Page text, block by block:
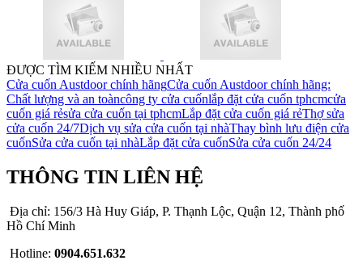
ĐƯỢC TÌM KIẾM NHIỀU NHẤT
Cửa cuốn Austdoor chính hãngCửa cuốn Austdoor chính hãng:
Chất lượng và an toàncông ty cửa cuốnlắp đặt cửa cuốn tphcmcửa
cuốn giá rẻsửa cửa cuốn tại tphcmLắp đặt cửa cuốn giá rẻThợ sửa
cửa cuốn 24/7Dịch vụ sửa cửa cuốn tại nhàThay bình lưu điện cửa
cuốnSửa cửa cuốn tại nhàLắp đặt cửa cuốnSửa cửa cuốn 24/24
THÔNG TIN LIÊN HỆ
Địa chỉ: 156/3 Hà Huy Giáp, P. Thạnh Lộc, Quận 12, Thành phố
Hồ Chí Minh
Hotline: 0904.651.632